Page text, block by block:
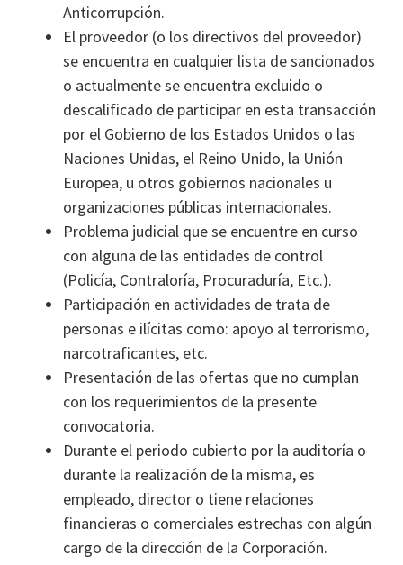
Anticorrupción.
El proveedor (o los directivos del proveedor)
se encuentra en cualquier lista de sancionados
o actualmente se encuentra excluido o
descalificado de participar en esta transacción
por el Gobierno de los Estados Unidos o las
Naciones Unidas, el Reino Unido, la Unión
Europea, u otros gobiernos nacionales u
organizaciones públicas internacionales.
Problema judicial que se encuentre en curso
con alguna de las entidades de control
(Policía, Contraloría, Procuraduría, Etc.).
Participación en actividades de trata de
personas e ilícitas como: apoyo al terrorismo,
narcotraficantes, etc.
Presentación de las ofertas que no cumplan
con los requerimientos de la presente
convocatoria.
Durante el periodo cubierto por la auditoría o
durante la realización de la misma, es
empleado, director o tiene relaciones
financieras o comerciales estrechas con algún
cargo de la dirección de la Corporación.